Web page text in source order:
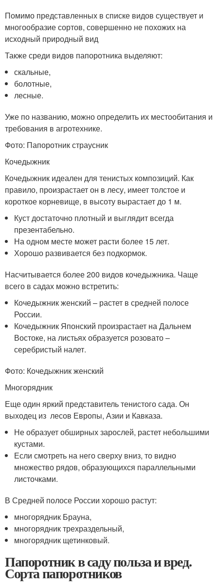
Помимо представленных в списке видов существует и
многообразие сортов, совершенно не похожих на
исходный природный вид
Также среди видов папоротника выделяют:
скальные,
болотные,
лесные.
Уже по названию, можно определить их местообитания и
требования в агротехнике.
Фото: Папоротник страусник
Кочедыжник
Кочедыжник идеален для тенистых композиций. Как
правило, произрастает он в лесу, имеет толстое и
короткое корневище, в высоту вырастает до 1 м.
Куст достаточно плотный и выглядит всегда
презентабельно.
На одном месте может расти более 15 лет.
Хорошо развивается без подкормок.
Насчитывается более 200 видов кочедыжника. Чаще
всего в садах можно встретить:
Кочедыжник женский – растет в средней полосе
России.
Кочедыжник Японский произрастает на Дальнем
Востоке, на листьях образуется розовато –
серебристый налет.
Фото: Кочедыжник женский
Многорядник
Еще один яркий представитель тенистого сада. Он
выходец из лесов Европы, Азии и Кавказа.
Не образует обширных зарослей, растет небольшими
кустами.
Если смотреть на него сверху вниз, то видно
множество рядов, образующихся параллельными
листочками.
В Средней полосе России хорошо растут:
многорядник Брауна,
многорядник трехраздельный,
многорядник щетинковый.
Папоротник в саду польза и вред.
Сорта папоротников